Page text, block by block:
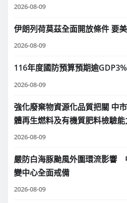
2026-08-09
伊朗列荷莫茲全面開放條件 要
2026-08-09
116年度國防預算預期逾
2026-08-09
強化廢棄物資源化品質把關 中
體再生燃料及有機質肥料檢驗能
2026-08-09
嚴防白海豚颱風外圍環流影響
變中心全面戒備
2026-08-09